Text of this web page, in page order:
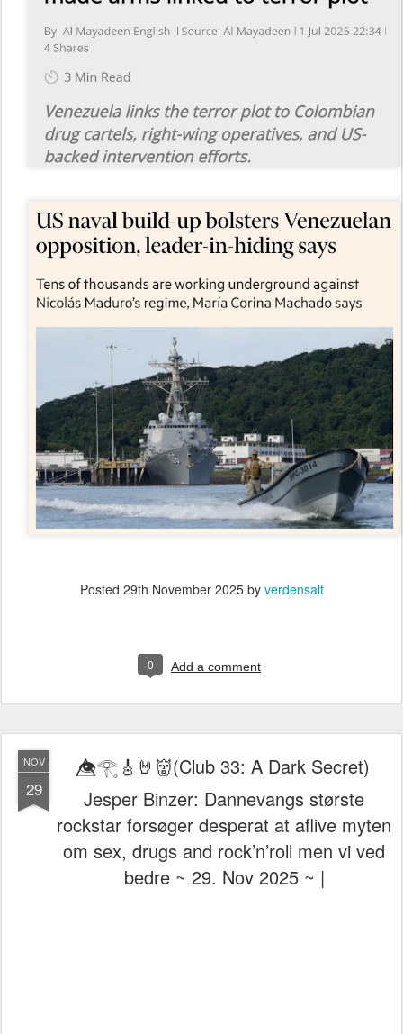
Posted 29th November 2025by verdensalt
0 Add a comment
NOV
29
👁️⃤𓂀🎸🤘👹(Club 33: A Dark Secret)
Jesper Binzer: Dannevangs største
rockstar forsøger desperat at aflive myten
om sex, drugs and rock’n’roll men vi ved
bedre ~ 29. Nov 2025 ~ |